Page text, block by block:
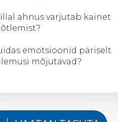
ahnus varjutab kainet
emotsioonid päriselt
mõjutavad?